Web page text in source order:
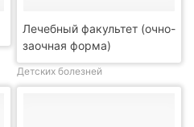
Лечебный факультет (очно-
заочная форма)
Детских болезней